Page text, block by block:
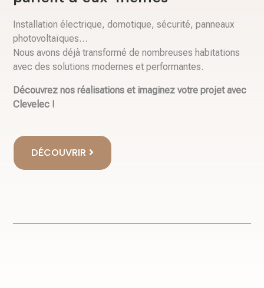
Installation électrique, domotique, sécurité, panneaux
photovoltaïques…
Nous avons déjà transformé de nombreuses habitations
avec des solutions modernes et performantes.
Découvrez nos réalisations et imaginez votre projet avec
Clevelec !
DÉCOUVRIR